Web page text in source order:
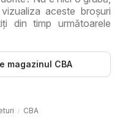
aceste broşuri
din timp următoarele
magazinul CBA
CBA